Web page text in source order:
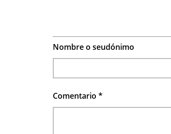
Nombre o seudónimo
Comentario *